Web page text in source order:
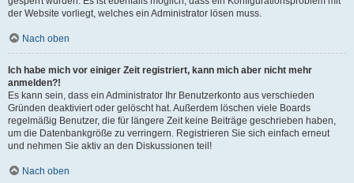
der Website vorliegt, welches ein Administrator lösen muss.
Nach oben
Ich habe mich vor einiger Zeit registriert, kann mich aber nicht mehr
anmelden?!
Es kann sein, dass ein Administrator Ihr Benutzerkonto aus verschieden
Gründen deaktiviert oder gelöscht hat. Außerdem löschen viele Boards
regelmäßig Benutzer, die für längere Zeit keine Beiträge geschrieben haben,
um die Datenbankgröße zu verringern. Registrieren Sie sich einfach erneut
und nehmen Sie aktiv an den Diskussionen teil!
Nach oben